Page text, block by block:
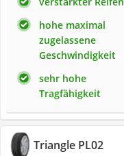
hohe maximal
zugelassene
Geschwindigkeit
sehr hohe
Tragfähigkeit
Triangle PL02